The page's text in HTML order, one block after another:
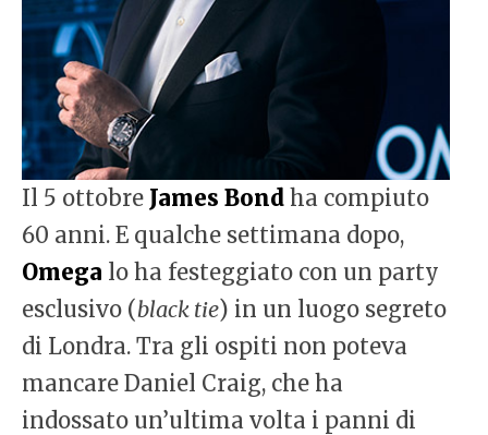
Il 5 ottobre James Bond ha compiuto
60 anni. E qualche settimana dopo,
Omega lo ha festeggiato con un party
esclusivo (black tie) in un luogo segreto
di Londra. Tra gli ospiti non poteva
mancare Daniel Craig, che ha
indossato un’ultima volta i panni di